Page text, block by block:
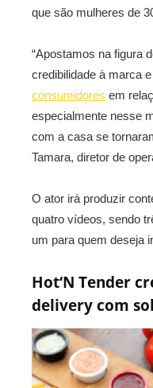
que são mulheres de
“Apostamos na figura
credibilidade à marca e
consumidores em
especialmente nesse
com a casa se
Tamara, diretor de
O ator irá produzir
quatro vídeos, sendo
um para quem deseja
Hot‘N Tender
delivery com